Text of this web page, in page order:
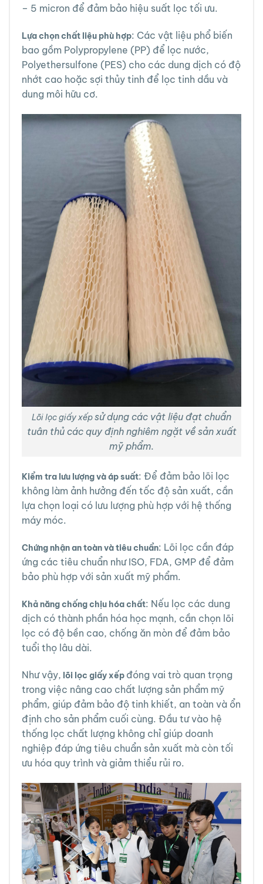
– 5 micron để đảm bảo hiệu suất lọc tối ưu.
Lựa chọn chất liệu phù hợp: Các vật liệu phổ biến
bao gồm Polypropylene (PP) để lọc nước,
Polyethersulfone (PES) cho các dung dịch có độ
nhớt cao hoặc sợi thủy tinh để lọc tinh dầu và
dung môi hữu cơ.
Lõi lọc giấy xếpsử dụng các vật liệu đạt chuẩn
tuân thủ các quy định nghiêm ngặt về sản xuất
mỹ phẩm.
Kiểm tra lưu lượng và áp suất: Để đảm bảo lõi lọc
không làm ảnh hưởng đến tốc độ sản xuất, cần
lựa chọn loại có lưu lượng phù hợp với hệ thống
máy móc.
Chứng nhận an toàn và tiêu chuẩn: Lõi lọc cần đáp
ứng các tiêu chuẩn như ISO, FDA, GMP để đảm
bảo phù hợp với sản xuất mỹ phẩm.
Khả năng chống chịu hóa chất: Nếu lọc các dung
dịch có thành phần hóa học mạnh, cần chọn lõi
lọc có độ bền cao, chống ăn mòn để đảm bảo
tuổi thọ lâu dài.
Như vậy, lõi lọc giấy xếp đóng vai trò quan trọng
trong việc nâng cao chất lượng sản phẩm mỹ
phẩm, giúp đảm bảo độ tinh khiết, an toàn và ổn
định cho sản phẩm cuối cùng. Đầu tư vào hệ
thống lọc chất lượng không chỉ giúp doanh
nghiệp đáp ứng tiêu chuẩn sản xuất mà còn tối
ưu hóa quy trình và giảm thiểu rủi ro.